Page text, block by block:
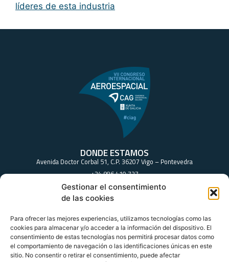
Gestionar el consentimiento
de las cookies
Para ofrecer las mejores experiencias, utilizamos tecnologías como las
cookies para almacenar y/o acceder a la información del dispositivo. El
consentimiento de estas tecnologías nos permitirá procesar datos como
el comportamiento de navegación o las identificaciones únicas en este
sitio. No consentir o retirar el consentimiento, puede afectar
líderes de esta industria
DONDE ESTAMOS
Avenida Doctor Corbal 51, C.P. 36207 Vigo – Pontevedra
+34 986 410 727
+34 986 410 139
sec.tecnico@consorcioaeroespacial.com
SÍGUENOS